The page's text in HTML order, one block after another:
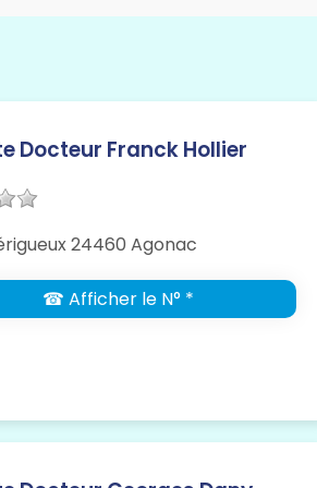
Docteur Franck Hollier
24460 Agonac
☎ Afficher le N° *